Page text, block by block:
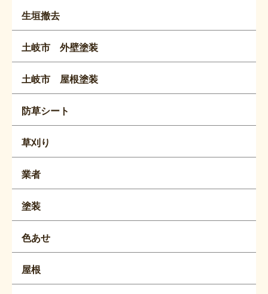
生垣撤去
土岐市 外壁塗装
土岐市 屋根塗装
防草シート
草刈り
業者
塗装
色あせ
屋根